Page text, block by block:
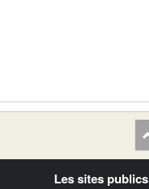
Les sites publics